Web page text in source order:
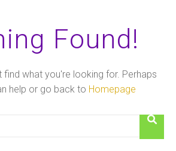
Found!
find what you're looking for. Perhaps
help or go back to Homepage